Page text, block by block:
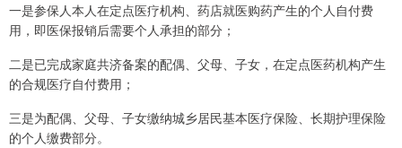
一是参保人本人在定点医疗机构、药店就医购药产生的个人自付费
用，即医保报销后需要个人承担的部分；
二是已完成家庭共济备案的配偶、父母、子女，在定点医药机构产生
的合规医疗自付费用；
三是为配偶、父母、子女缴纳城乡居民基本医疗保险、长期护理保险
的个人缴费部分。